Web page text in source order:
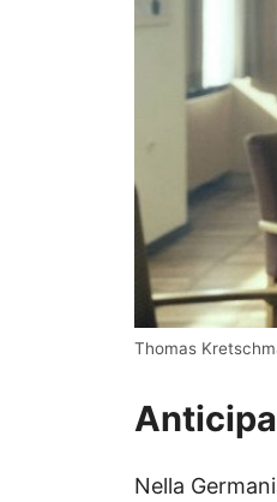
Thomas
Nella